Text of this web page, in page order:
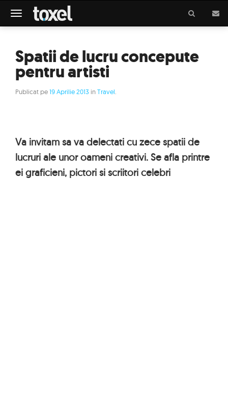
Meniu
Spatii de lucru concepute
pentru artisti
Publicat pe19 Aprilie 2013 inTravel
Va invitam sa va delectati cu zece spatii de
lucruri ale unor oameni creativi. Se afla printre
ei graficieni, pictori si scriitori celebri